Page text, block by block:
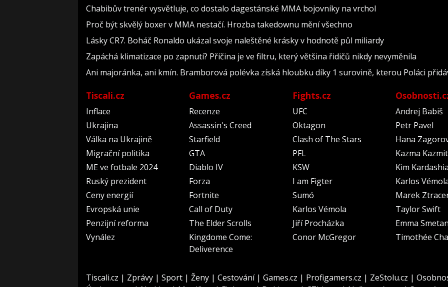
Chabibův trenér vysvětluje, co dostalo dagestánské MMA bojovníky na vrchol
Proč být skvělý boxer v MMA nestačí. Hrozba takedownu mění všechno
Lásky CR7. Boháč Ronaldo ukázal svoje naleštěné krásky v hodnotě půl miliardy
Zapáchá klimatizace po zapnutí? Příčina je ve filtru, který většina řidičů nikdy nevyměnila
Ani majoránka, ani kmín. Bramborová polévka získá hloubku díky 1 surovině, kterou Poláci
Tiscali.cz
Inflace
Ukrajina
Válka na Ukrajině
Migrační politika
ME ve fotbale 2024
Ruský prezident
Ceny energií
Evropská unie
Penzijní reforma
Vynález
Games.cz
Recenze
Assassin's Creed
Starfield
GTA
Diablo IV
Forza
Fortnite
Call of Duty
The Elder Scrolls
Kingdome Come:
Deliverence
Fights.cz
UFC
Oktagon
Clash of The Stars
PFL
KSW
I am Figter
Sumó
Karlos Vémola
Jiří Procházka
Conor McGregor
Andrej Babiš
Petr Pavel
Hana
Kazma
Kim
Karlos
Marek
Taylor Swift
Emma
Timothée
Tiscali.cz | Zprávy | Sport | Ženy | Cestování| Games.cz | Profigamers.cz | ZeStolu.cz |